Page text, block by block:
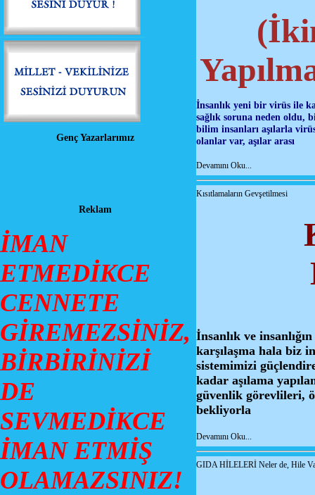
Genç Yazarlarımız
Reklam
İMAN
ETMEDİKCE
CENNETE
GİREMEZSİNİZ,
BİRBİRİNİZİ
DE
SEVMEDİKCE
İMAN ETMİŞ
OLAMAZSINIZ!
İnsanlık yeni bir virüs ile
sağlık soruna neden
bilim insanları aşılarla
olanlar var, aşılar arası
Devamını Oku...
Kısıtlamaların Gevşetilmesi
İnsanlık ve
karşılaşma hala biz
sistemimizi
kadar aşılama
güvenlik görevlileri,
bekliyorla
Devamını Oku...
GIDA HİLELERİ Neler de, Hile